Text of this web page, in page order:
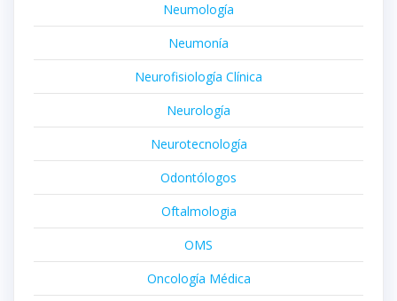
Neumología
Neumonía
Neurofisiología Clínica
Neurología
Neurotecnología
Odontólogos
Oftalmologia
OMS
Oncología Médica